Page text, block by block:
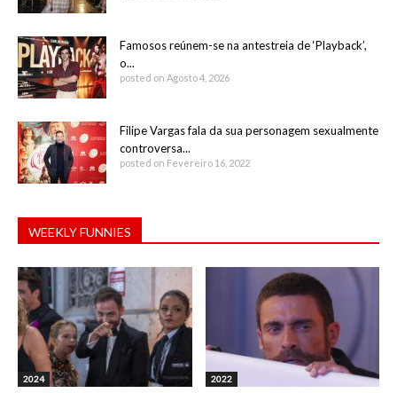
Famosos reúnem-se na antestreia de ‘Playback’,
o...
posted on Agosto 4, 2026
Filipe Vargas fala da sua personagem sexualmente
controversa...
posted on Fevereiro 16, 2022
WEEKLY FUNNIES
2024 2022